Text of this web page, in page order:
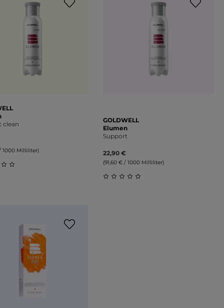
clean
1000 Milliliter)
Bewertung von 0 von 5 Sternen
GOLDWELL
Elumen
Support
22,90 €
(91,60 € / 1000 Milliliter)